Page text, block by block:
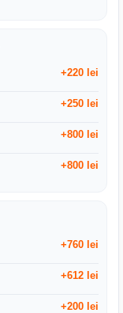
+220 lei
+250 lei
+800 lei
+800 lei
+760 lei
+612 lei
+200 lei